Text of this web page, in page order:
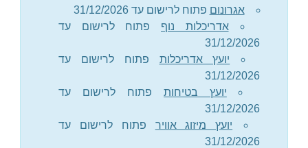
אגרונום פתוח לרישום עד 31/12/2026
אדריכלות נוף פתוח לרישום עד
31/12/2026
יועץ אדריכלות פתוח לרישום עד
31/12/2026
יועץ בטיחות פתוח לרישום עד
31/12/2026
יועץ מיזוג אוויר פתוח לרישום עד
31/12/2026